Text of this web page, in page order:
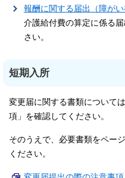
報酬に関する届出（障がい
介護給付費の算定に係る
さい。
短期入所
変更届に関する書類について
項」を確認してください。
そのうえで、必要書類をペー
ください。